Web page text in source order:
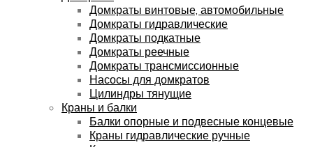
Домкраты винтовые, автомобильные
Домкраты гидравлические
Домкраты подкатные
Домкраты реечные
Домкраты трансмиссионные
Насосы для домкратов
Цилиндры тянущие
Краны и балки
Балки опорные и подвесные концевые
Краны гидравлические ручные